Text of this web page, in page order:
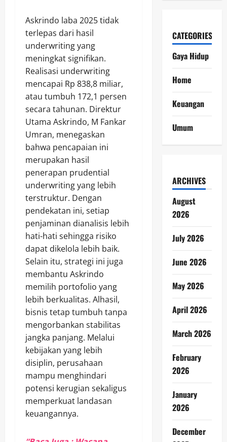
Askrindo laba 2025 tidak
terlepas dari hasil
underwriting yang
meningkat signifikan.
Realisasi underwriting
mencapai Rp 838,8 miliar,
atau tumbuh 172,1 persen
secara tahunan. Direktur
Utama Askrindo, M Fankar
Umran, menegaskan
bahwa pencapaian ini
merupakan hasil
penerapan prudential
underwriting yang lebih
terstruktur. Dengan
pendekatan ini, setiap
penjaminan dianalisis lebih
hati-hati sehingga risiko
dapat dikelola lebih baik.
Selain itu, strategi ini juga
membantu Askrindo
memilih portofolio yang
lebih berkualitas. Alhasil,
bisnis tetap tumbuh tanpa
mengorbankan stabilitas
jangka panjang. Melalui
kebijakan yang lebih
disiplin, perusahaan
mampu menghindari
potensi kerugian sekaligus
memperkuat landasan
keuangannya.
CATEGORIES
Gaya Hidup
Home
Keuangan
Umum
ARCHIVES
August
2026
July 2026
June 2026
May 2026
April 2026
March 2026
February
2026
January
2026
December